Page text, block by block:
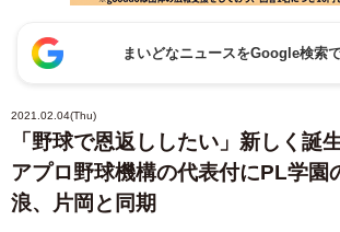
まいどなニュースをGoogle検索
2021.02.04(Thu)
「野球で恩返ししたい」新しく誕
アプロ野球機構の代表付にPL学
浪、片岡と同期